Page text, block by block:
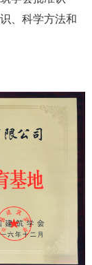
、科学方法和